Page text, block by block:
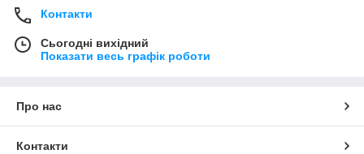
Контакти
Сьогодні вихідний
Показати весь графік роботи
Про нас
Контакти